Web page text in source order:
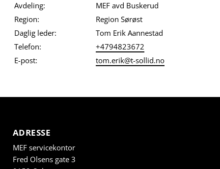
Avdeling:
MEF avd Buskerud
Region:
Region Sørøst
Daglig leder:
Tom Erik Aannestad
Telefon:
+4794823672
E-post:
tom.erik@t-sollid.no
ADRESSE
MEF servicekontor
Fred Olsens gate 3